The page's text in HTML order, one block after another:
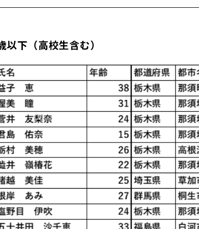
下（高校生含む）